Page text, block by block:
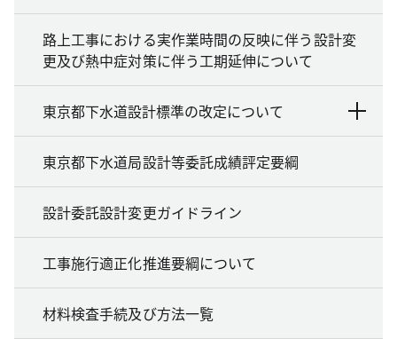
路上工事における実作業時間の反映に伴う設計変
更及び熱中症対策に伴う工期延伸について
東京都下水道設計標準の改定について
東京都下水道局設計等委託成績評定要綱
設計委託設計変更ガイドライン
工事施行適正化推進要綱について
材料検査手続及び方法一覧